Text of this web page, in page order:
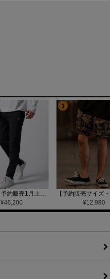
【wjk】【予約販売1月上旬～中旬入荷】function knit easy slacks(jacquard check) ニットイージーパンツ(504 mw08j)
¥46,200
3
¥12,980